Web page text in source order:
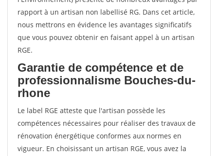
rapport à un artisan non labellisé RG. Dans cet article,
nous mettrons en évidence les avantages significatifs
que vous pouvez obtenir en faisant appel à un artisan
RGE.
Garantie de compétence et de
professionnalisme Bouches-du-
rhone
Le label RGE atteste que l'artisan possède les
compétences nécessaires pour réaliser des travaux de
rénovation énergétique conformes aux normes en
vigueur. En choisissant un artisan RGE, vous avez la